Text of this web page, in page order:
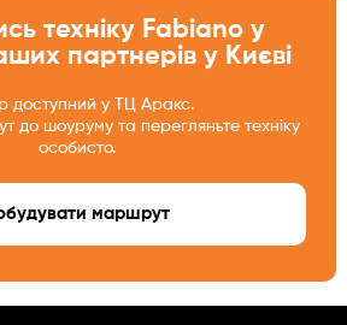
техніку Fabiano у
партнерів у Києві
доступний у ТЦ Аракс.
до шоуруму та перегляньте техніку
особисто.
маршрут